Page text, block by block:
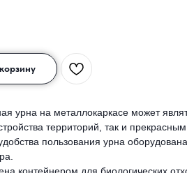
урна на металлокаркасе может
территорий, так и
пользования урна